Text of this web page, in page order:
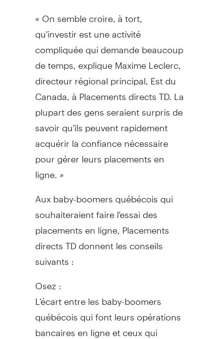
« On semble croire, à tort,
qu'investir est une activité
compliquée qui demande beaucoup
de temps, expliqueMaxime Leclerc,
‎directeur régional principal, Est du
Canada , à Placements directs TD. La
plupart des gens seraient surpris de
savoir qu'ils peuvent rapidement
acquérir la confiance nécessaire
pour gérer leurs placements en
ligne. »
Aux baby-boomers québécois qui
souhaiteraient faire l'essai des
placements en ligne, Placements
directs TD donnent les conseils
suivants :
Osez :
L'écart entre les baby-boomers
québécois qui font leurs opérations
bancaires en ligne et ceux qui